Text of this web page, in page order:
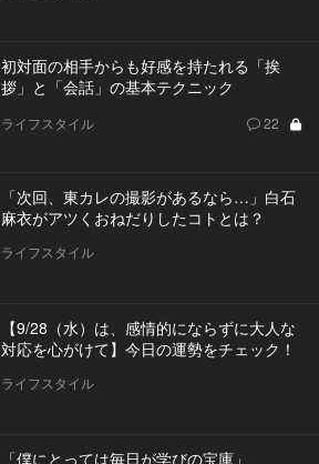
初対面の相手からも好感を持たれる「挨
拶」と「会話」の基本テクニック
ライフスタイル 22
「次回、東カレの撮影があるなら…」白石
麻衣がアツくおねだりしたコトとは？
ライフスタイル
【9/28（水）は、感情的にならずに大人な
対応を心がけて】今日の運勢をチェック！
ライフスタイル
「僕にとっては毎日が学びの宝庫」